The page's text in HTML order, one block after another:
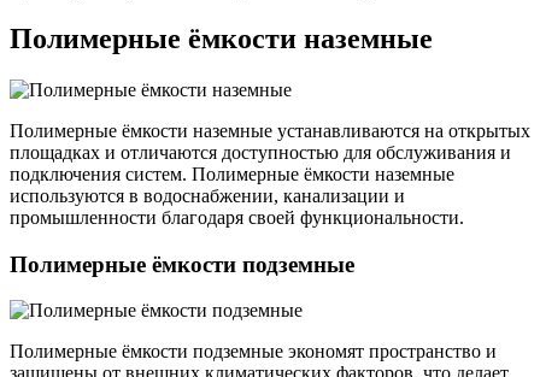
Полимерные ёмкости наземные
Полимерные ёмкости наземные устанавливаются на открытых
площадках и отличаются доступностью для обслуживания и
подключения систем. Полимерные ёмкости наземные
используются в водоснабжении, канализации и
промышленности благодаря своей функциональности.
Полимерные ёмкости подземные
Полимерные ёмкости подземные экономят пространство и